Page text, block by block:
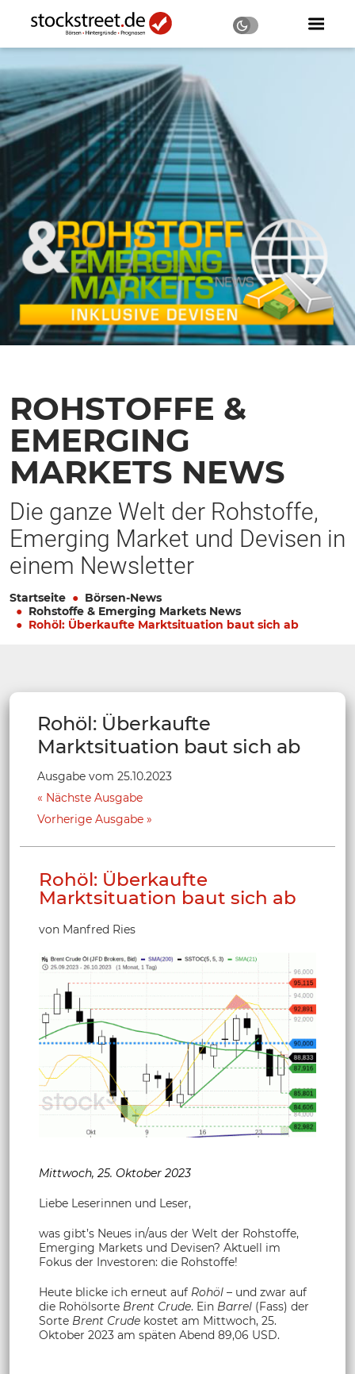
ROHSTOFFE &
EMERGING
MARKETS NEWS
Die ganze Welt der Rohstoffe,
Emerging Market und Devisen in
einem Newsletter
Startseite
Börsen-News
Rohstoffe & Emerging Markets News
Rohöl: Überkaufte Marktsituation baut sich ab
Rohöl: Überkaufte
Marktsituation baut sich ab
Ausgabe vom 25.10.2023
Nächste Ausgabe
Vorherige Ausgabe
Rohöl: Überkaufte
Marktsituation baut sich ab
von Manfred Ries
Mittwoch, 25. Oktober 2023
Liebe Leserinnen und Leser,
was gibt’s Neues in/aus der Welt der Rohstoffe,
Emerging Markets und Devisen? Aktuell im
Fokus der Investoren: die Rohstoffe!
Heute blicke ich erneut auf Rohöl – und zwar auf
die Rohölsorte Brent Crude. Ein Barrel (Fass) der
Sorte Brent Crude kostet am Mittwoch, 25.
Oktober 2023 am späten Abend 89,06 USD.